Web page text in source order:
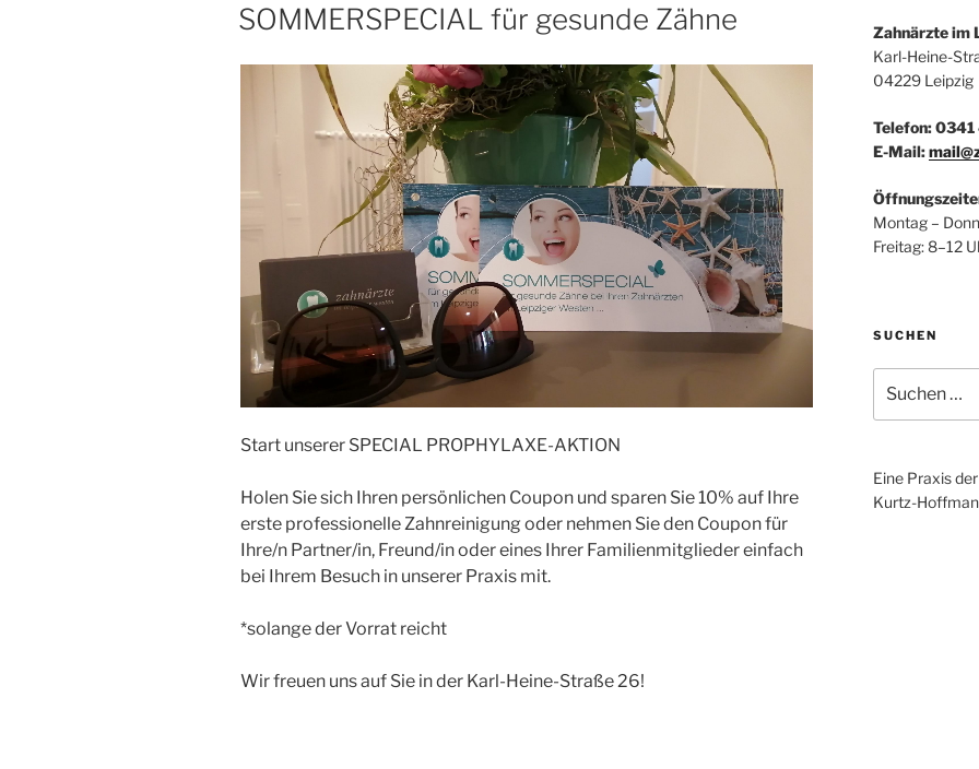
AM
SOMMERSPECIAL für gesunde Zähne
Start unserer SPECIAL PROPHYLAXE-AKTION
Holen Sie sich Ihren persönlichen Coupon und sparen Sie 10% auf Ihre
erste professionelle Zahnreinigung oder nehmen Sie den Coupon für
Ihre/n Partner/in, Freund/in oder eines Ihrer Familienmitglieder einfach
bei Ihrem Besuch in unserer Praxis mit.
*solange der Vorrat reicht
Wir freuen uns auf Sie in der Karl-Heine-Straße 26!
Zahnärzte im
Karl-Heine-
04229 Leipzig
Telefon:
E-Mail:
Montag –
Freitag: 8–12
SUCHEN
nach:
Eine Praxis
Kurtz-